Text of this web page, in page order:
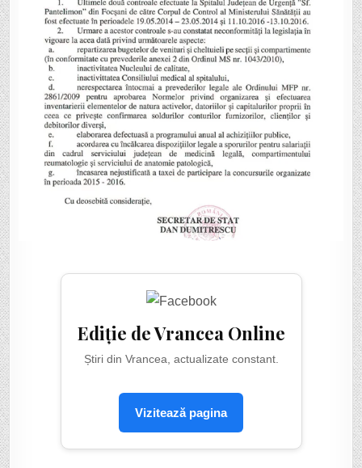
Ediție de Vrancea Online
Știri din Vrancea, actualizate constant.
Vizitează pagina